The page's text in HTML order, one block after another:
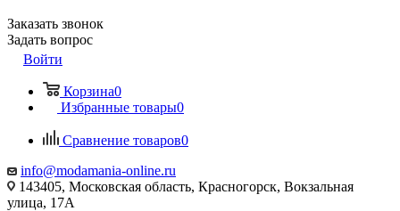
Заказать звонок
Задать вопрос
Войти
Корзина0
Избранные товары0
Сравнение товаров0
info@modamania-online.ru
143405, Московская область, Красногорск, Вокзальная
улица, 17А